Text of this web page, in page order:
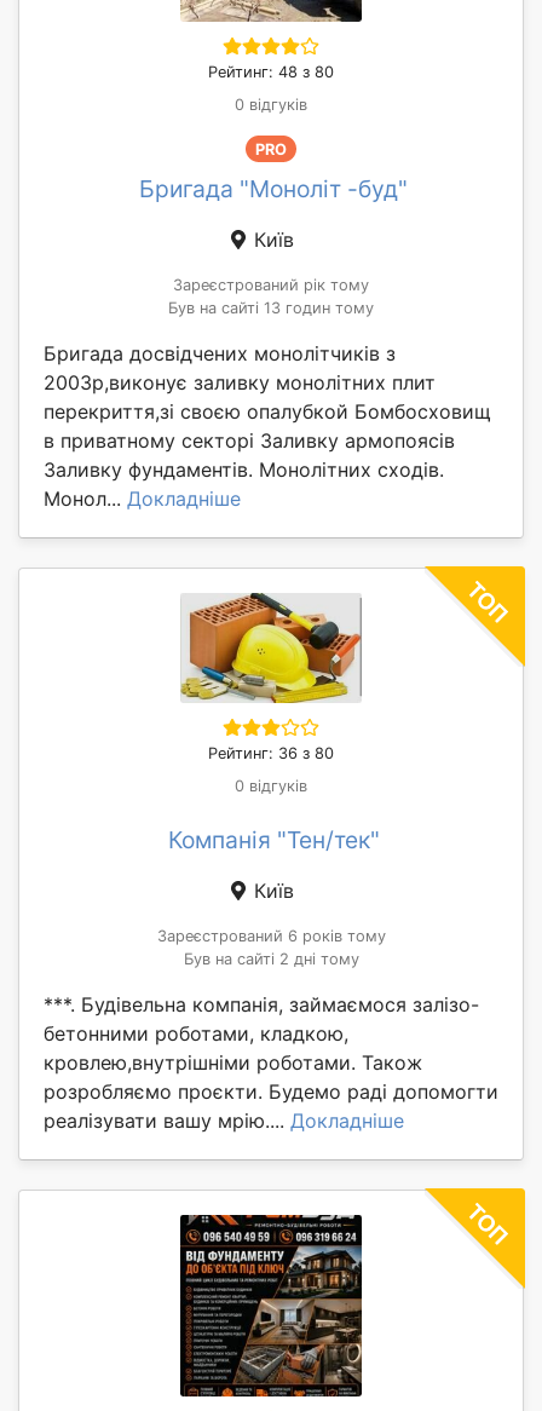
Рейтинг: 48 з 80
0 відгуків
PRO
Бригада "Моноліт -буд"
Київ
Зареєстрований рік тому
Був на сайті 13 годин тому
Бригада досвідчених монолітчиків з
2003р,виконує заливку монолітних плит
перекриття,зі своєю опалубкой Бомбосховищ
в приватному секторі Заливку армопоясів
Заливку фундаментів. Монолітних сходів.
Монол... Докладніше
Рейтинг: 36 з 80
0 відгуків
Компанія "Тен/тек"
Київ
Зареєстрований 6 років тому
Був на сайті 2 дні тому
***. Будівельна компанія, займаємося залізо-
бетонними роботами, кладкою,
кровлею,внутрішніми роботами. Також
розробляємо проєкти. Будемо раді допомогти
реалізувати вашу мрію.... Докладніше